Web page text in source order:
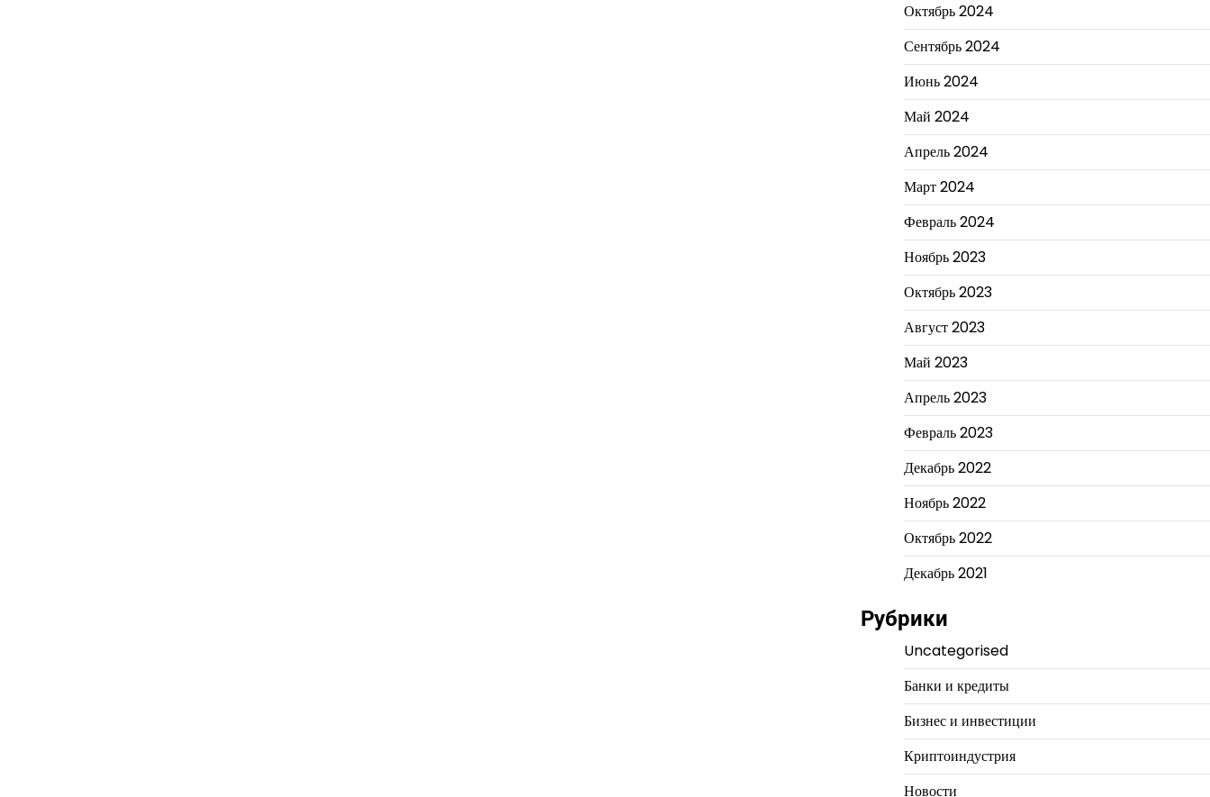
Октябрь 2024
Сентябрь 2024
Июнь 2024
Май 2024
Апрель 2024
Март 2024
Февраль 2024
Ноябрь 2023
Октябрь 2023
Август 2023
Май 2023
Апрель 2023
Февраль 2023
Декабрь 2022
Ноябрь 2022
Октябрь 2022
Декабрь 2021
Рубрики
Uncategorised
Банки и кредиты
Бизнес и инвестиции
Криптоиндустрия
Новости